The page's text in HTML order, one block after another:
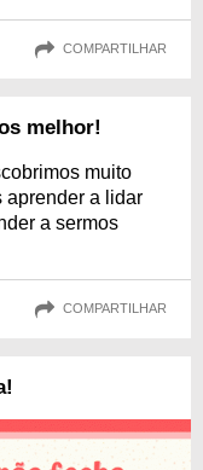
COMPARTILHAR
melhor!
muito
aprender a lidar
a sermos
COMPARTILHAR